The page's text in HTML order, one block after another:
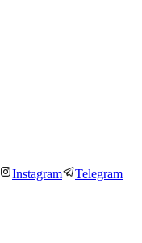
Instagram Telegram